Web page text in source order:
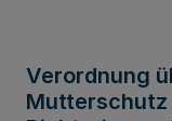
Verordnung
Mutterschutz